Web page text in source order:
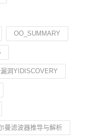
OO_SUMMARY
洞YIDISCOVERY
曼滤波器推导与解析